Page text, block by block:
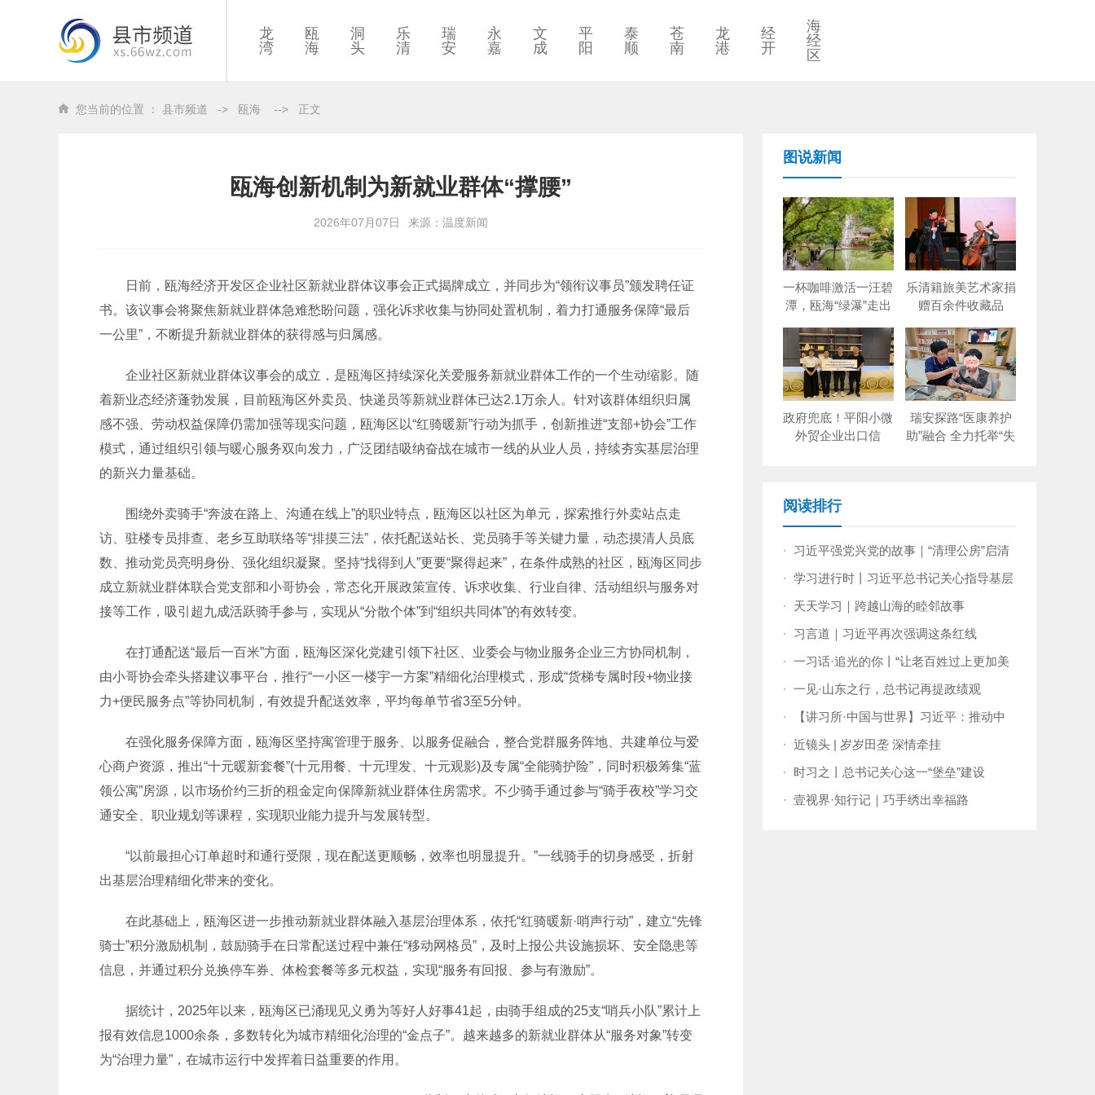
龙
湾
瓯
海
洞
头
乐
清
瑞
安
永
嘉
文
成
平
阳
泰
顺
苍
南
龙
港
经
开
海
经
区
您当前的位置 ： 县市频道 -> 瓯海 --> 正文
瓯海创新机制为新就业群体“撑腰”
2026年07月07日 来源：温度新闻
日前，瓯海经济开发区企业社区新就业群体议事会正式揭牌成立，并同步为“领衔议事员”颁发聘任证
书。该议事会将聚焦新就业群体急难愁盼问题，强化诉求收集与协同处置机制，着力打通服务保障“最后
一公里”，不断提升新就业群体的获得感与归属感。
企业社区新就业群体议事会的成立，是瓯海区持续深化关爱服务新就业群体工作的一个生动缩影。随
着新业态经济蓬勃发展，目前瓯海区外卖员、快递员等新就业群体已达2.1万余人。针对该群体组织归属
感不强、劳动权益保障仍需加强等现实问题，瓯海区以“红骑暖新”行动为抓手，创新推进“支部+协会”工作
模式，通过组织引领与暖心服务双向发力，广泛团结吸纳奋战在城市一线的从业人员，持续夯实基层治理
的新兴力量基础。
围绕外卖骑手“奔波在路上、沟通在线上”的职业特点，瓯海区以社区为单元，探索推行外卖站点走
访、驻楼专员排查、老乡互助联络等“排摸三法”，依托配送站长、党员骑手等关键力量，动态摸清人员底
数、推动党员亮明身份、强化组织凝聚。坚持“找得到人”更要“聚得起来”，在条件成熟的社区，瓯海区同步
成立新就业群体联合党支部和小哥协会，常态化开展政策宣传、诉求收集、行业自律、活动组织与服务对
接等工作，吸引超九成活跃骑手参与，实现从“分散个体”到“组织共同体”的有效转变。
在打通配送“最后一百米”方面，瓯海区深化党建引领下社区、业委会与物业服务企业三方协同机制，
由小哥协会牵头搭建议事平台，推行“一小区一楼宇一方案”精细化治理模式，形成“货梯专属时段+物业接
力+便民服务点”等协同机制，有效提升配送效率，平均每单节省3至5分钟。
在强化服务保障方面，瓯海区坚持寓管理于服务、以服务促融合，整合党群服务阵地、共建单位与爱
心商户资源，推出“十元暖新套餐”(十元用餐、十元理发、十元观影)及专属“全能骑护险”，同时积极筹集“蓝
领公寓”房源，以市场价约三折的租金定向保障新就业群体住房需求。不少骑手通过参与“骑手夜校”学习交
通安全、职业规划等课程，实现职业能力提升与发展转型。
“以前最担心订单超时和通行受限，现在配送更顺畅，效率也明显提升。”一线骑手的切身感受，折射
出基层治理精细化带来的变化。
在此基础上，瓯海区进一步推动新就业群体融入基层治理体系，依托“红骑暖新·哨声行动”，建立“先锋
骑士”积分激励机制，鼓励骑手在日常配送过程中兼任“移动网格员”，及时上报公共设施损坏、安全隐患等
信息，并通过积分兑换停车券、体检套餐等多元权益，实现“服务有回报、参与有激励”。
据统计，2025年以来，瓯海区已涌现见义勇为等好人好事41起，由骑手组成的25支“哨兵小队”累计上
报有效信息1000余条，多数转化为城市精细化治理的“金点子”。越来越多的新就业群体从“服务对象”转变
为“治理力量”，在城市运行中发挥着日益重要的作用。
图说新闻
一杯咖啡激活一汪碧
潭，瓯海“绿瀑”走出
乐清籍旅美艺术家捐
赠百余件收藏品
政府兜底！平阳小微
外贸企业出口信
瑞安探路“医康养护
助”融合 全力托举“失
阅读排行
·
习近平强党兴党的故事｜“清理公房”启清
风
· 学习进行时丨习近平总书记关心指导基层
党建的故事
·
天天学习｜跨越山海的睦邻故事
·
习言道｜习近平再次强调这条红线
· 一习话·追光的你丨“让老百姓过上更加美
好的生活”
· 一见·山东之行，总书记再提政绩观
·
【讲习所·中国与世界】习近平：推动中
孟两国关系向更高水平发展
· 近镜头 | 岁岁田垄 深情牵挂
·
时习之丨总书记关心这一“堡垒”建设
· 壹视界·知行记｜巧手绣出幸福路